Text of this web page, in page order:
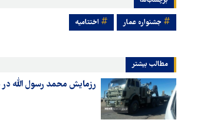
جشنواره عمار اختتامیه
مطالب بیشتر
رزمایش محمد رسول الله
هماهنگی محور